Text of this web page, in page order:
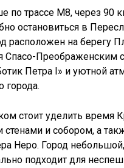
по трассе М8, через 90
остановиться в
расположен на берегу
Спасо-Преображенским
Петра I» и уютной
города.
стоит уделить время
и собором, а
Неро. Город
подходит для